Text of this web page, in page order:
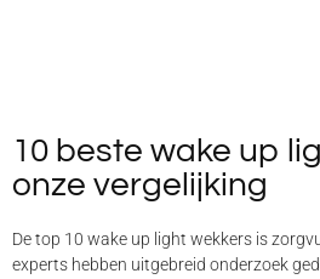
10 beste wake up
onze vergelijking
De top 10 wake up light wekkers is
experts hebben uitgebreid onderzoek